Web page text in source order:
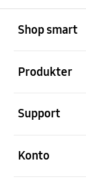
Shop smart
Produkter
Support
Konto